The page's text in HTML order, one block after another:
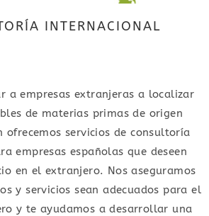
INTERNACIONAL
a empresas extranjeras a localizar
de materias primas de origen
ofrecemos servicios de consultoría
empresas españolas que deseen
en el extranjero. Nos aseguramos
y servicios sean adecuados para el
y te ayudamos a desarrollar una